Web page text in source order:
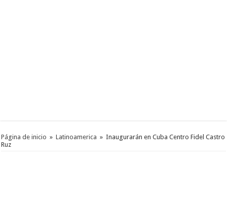
Página de inicio » Latinoamerica » Inaugurarán en Cuba Centro Fidel Castro
Ruz